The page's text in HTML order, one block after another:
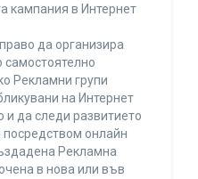
кампания в Интернет
да организира
самостоятелно
Рекламни групи
на Интернет
и да следи развитието
онлайн
Рекламна
в нова или във